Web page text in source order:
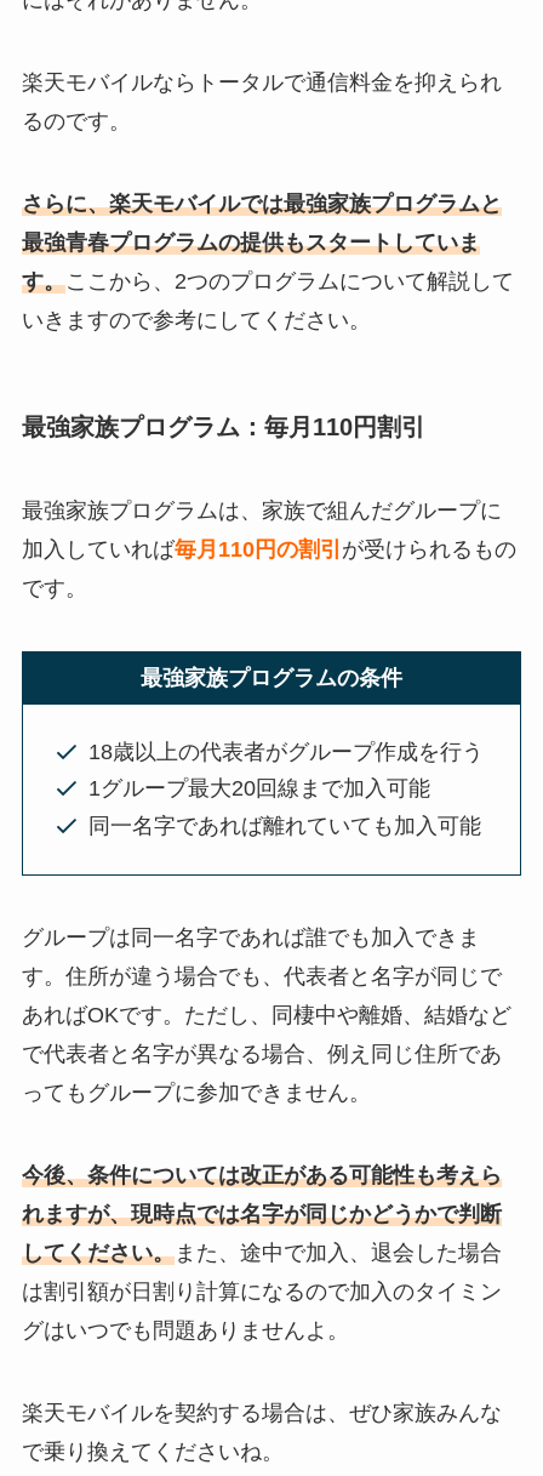
楽天モバイルならトータルで通信料金を抑えられ
るのです。
さらに、楽天モバイルでは最強家族プログラムと
最強青春プログラムの提供もスタートしていま
す。ここから、2つのプログラムについて解説して
いきますので参考にしてください。
最強家族プログラム：毎月110円割引
最強家族プログラムは、家族で組んだグループに
加入していれば毎月110円の割引 が受けられるもの
です。
最強家族プログラムの条件
18歳以上の代表者がグループ作成を行う
1グループ最大20回線まで加入可能
同一名字であれば離れていても加入可能
グループは同一名字であれば誰でも加入できま
す。住所が違う場合でも、代表者と名字が同じで
あればOKです。ただし、同棲中や離婚、結婚など
で代表者と名字が異なる場合、例え同じ住所であ
ってもグループに参加できません。
今後、条件については改正がある可能性も考えら
れますが、現時点では名字が同じかどうかで判断
してください。また、途中で加入、退会した場合
は割引額が日割り計算になるので加入のタイミン
グはいつでも問題ありませんよ。
楽天モバイルを契約する場合は、ぜひ家族みんな
で乗り換えてくださいね。